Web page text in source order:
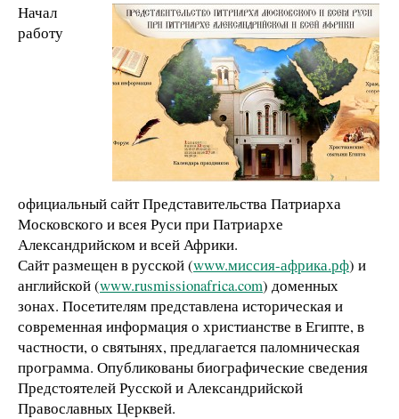
Начал
работу
официальный сайт Представительства Патриарха
Московского и всея Руси при Патриархе
Александрийском и всей Африки.
Сайт размещен в русской (www.миссия-африка.рф) и
английской (www.rusmissionafrica.com) доменных
зонах. Посетителям представлена историческая и
современная информация о христианстве в Египте, в
частности, о святынях, предлагается паломническая
программа. Опубликованы биографические сведения
Предстоятелей Русской и Александрийской
Православных Церквей.